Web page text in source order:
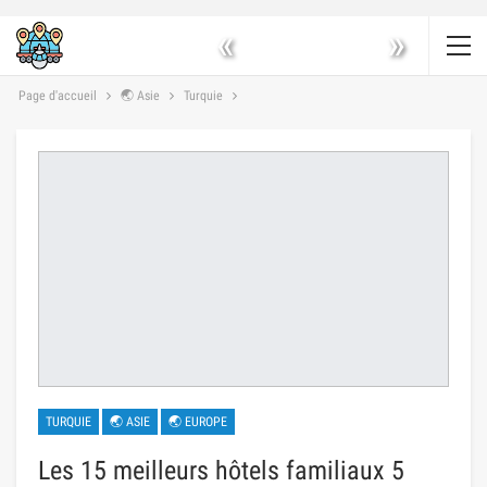
« »
Page d'accueil 🌏 Asie Turquie
TURQUIE 🌏 ASIE 🌏 EUROPE
Les 15 meilleurs hôtels familiaux 5